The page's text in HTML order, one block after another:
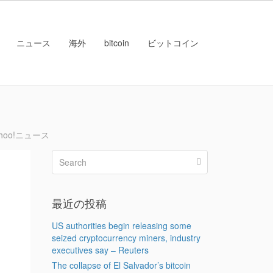
ニュース 海外 bitcoin ビットコイン
ニュース
最近の投稿
US authorities begin releasing some
seized cryptocurrency miners, industry
executives say – Reuters
The collapse of El Salvador’s bitcoin